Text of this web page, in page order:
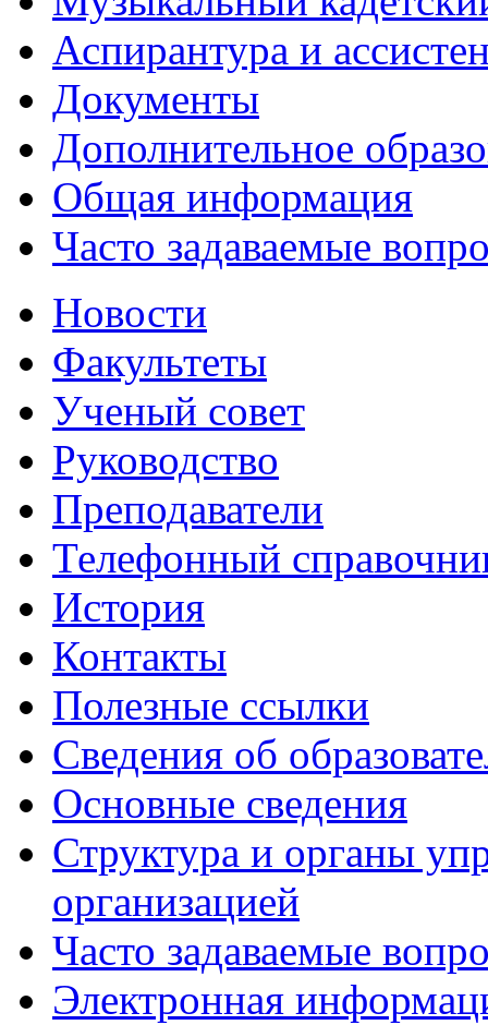
Аспирантура и
Документы
Дополнительное
Общая информация
Часто задаваемые
Новости
Факультеты
Ученый совет
Руководство
Преподаватели
Телефонный
История
Контакты
Полезные ссылки
Сведения об
Основные сведения
Структура и органы
организацией
Часто задаваемые
Электронная